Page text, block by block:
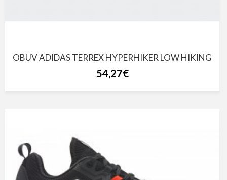
OBUV ADIDAS TERREX HYPERHIKER LOW HIKING
54,27€